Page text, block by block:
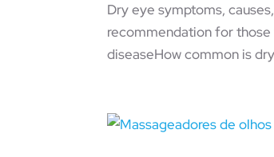
Dry eye symptoms,
recommendation for
diseaseHow common is